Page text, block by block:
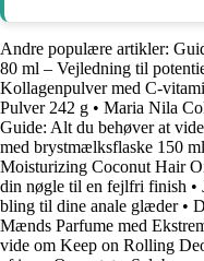
Andre populære artikler:
80 ml – Vejledning til
Kollagenpulver med C-
Pulver 242 g • Maria Nila
Guide: Alt du behøver at
med brystmælksflaske 150 ml
Moisturizing Coconut Hair
din nøgle til en fejlfri finish •
bling til dine anale glæder•
Mænds Parfume med
vide om Keep on Rolling